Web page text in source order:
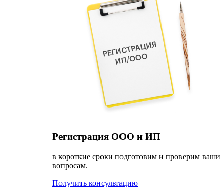
Регистрация ООО и ИП
в короткие сроки подготовим и проверим
вопросам.
Получить консультацию